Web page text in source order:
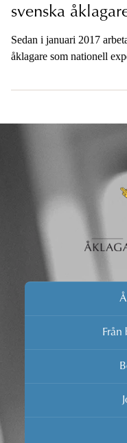
svenska
Sedan i januari 2017
åklagare som nationell
tålamod är en viktig
Från